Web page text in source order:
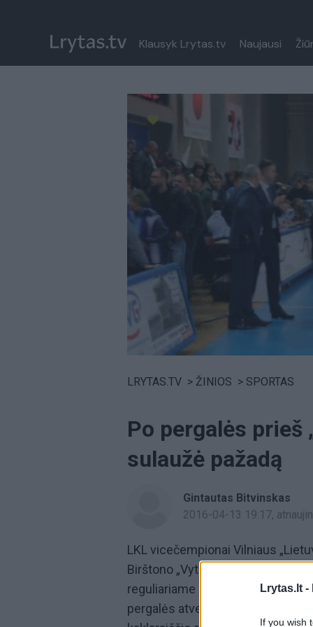
Lrytas.lt -
If you wish
Klausyk Lrytas.tv Naujausi
Paremkite Ukrainą
LRYTAS.TV > ŽINIOS > SPORTAS
Po pergalės prieš
sulaužė pažadą
Gintautas Bitvinskas
2016-04-13 19:17,
LKL vicečempionai Vilniaus
Birštono „Vytautui“ 77:80, taip
reguliariame sezone. Dar prieš
pergalės atveju aikštėje padarys